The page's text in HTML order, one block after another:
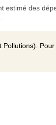
estimé des